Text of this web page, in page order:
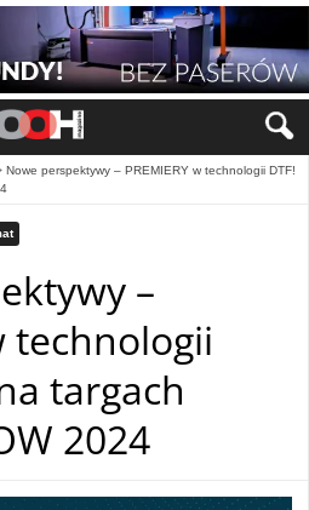
Nowe perspektywy – PREMIERY w technologii DTF!
–
technologii
targach
2024